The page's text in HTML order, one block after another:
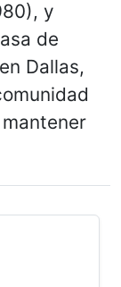
y
de
Dallas,